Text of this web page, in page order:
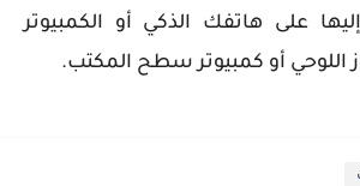
على هاتفك الذكي أو الكمبيوتر
اللوحي أو كمبيوتر سطح المكتب.